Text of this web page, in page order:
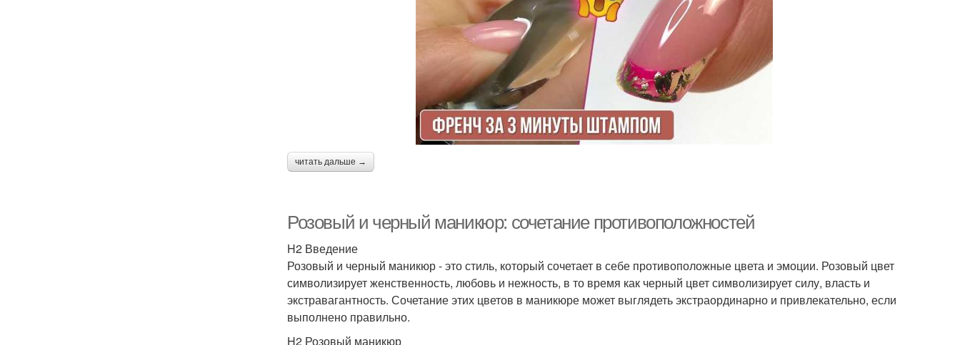
читать дальше →
Розовый и черный маникюр: сочетание противоположностей
H2 Введение
Розовый и черный маникюр - это стиль, который сочетает в себе противоположные цвета и эмоции. Розовый цвет
символизирует женственность, любовь и нежность, в то время как черный цвет символизирует силу, власть и
экстравагантность. Сочетание этих цветов в маникюре может выглядеть экстраординарно и привлекательно, если
выполнено правильно.
H2 Розовый маникюр